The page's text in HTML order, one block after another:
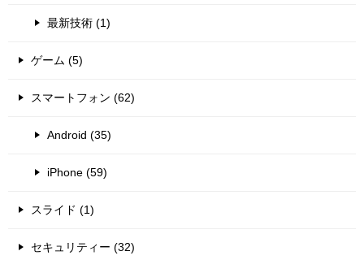
最新技術 (1)
ゲーム (5)
スマートフォン (62)
Android (35)
iPhone (59)
スライド (1)
セキュリティー (32)